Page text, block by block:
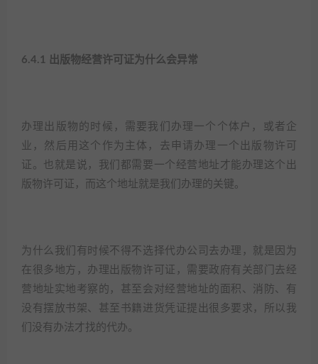
6.4.1 出版物经营许可证为什么会异常​
办理出版物的时候，需要我们办理一个个体户，或者企
业，然后用这个作为主体，去申请办理一个出版物许可
证。也就是说，我们都需要一个经营地址才能办理这个出
版物许可证，而这个地址就是我们办理的关键。​
为什么我们有时候不得不选择代办公司去办理，就是因为
在很多地方，办理出版物许可证，需要政府有关部门去经
营地址实地考察的，甚至会对经营地址的面积、消防、有
没有摆放书架、甚至书籍进货凭证提出很多要求，所以我
们没有办法才找的代办。​